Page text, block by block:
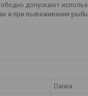
допускают
и при вываживании
Daiwa